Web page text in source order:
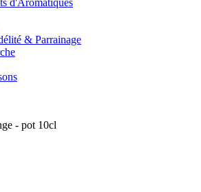
d'Aromatiques
& Parrainage
- pot 10cl